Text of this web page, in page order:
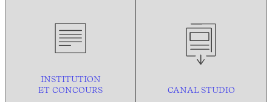
INSTITUTION
ET CONCOURS
CANAL STUDIO